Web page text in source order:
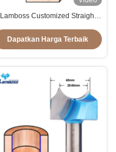
Lamboss Customized Straight
Pengerjaan Kayu Edge Routing
Dapatkan Harga Terbaik